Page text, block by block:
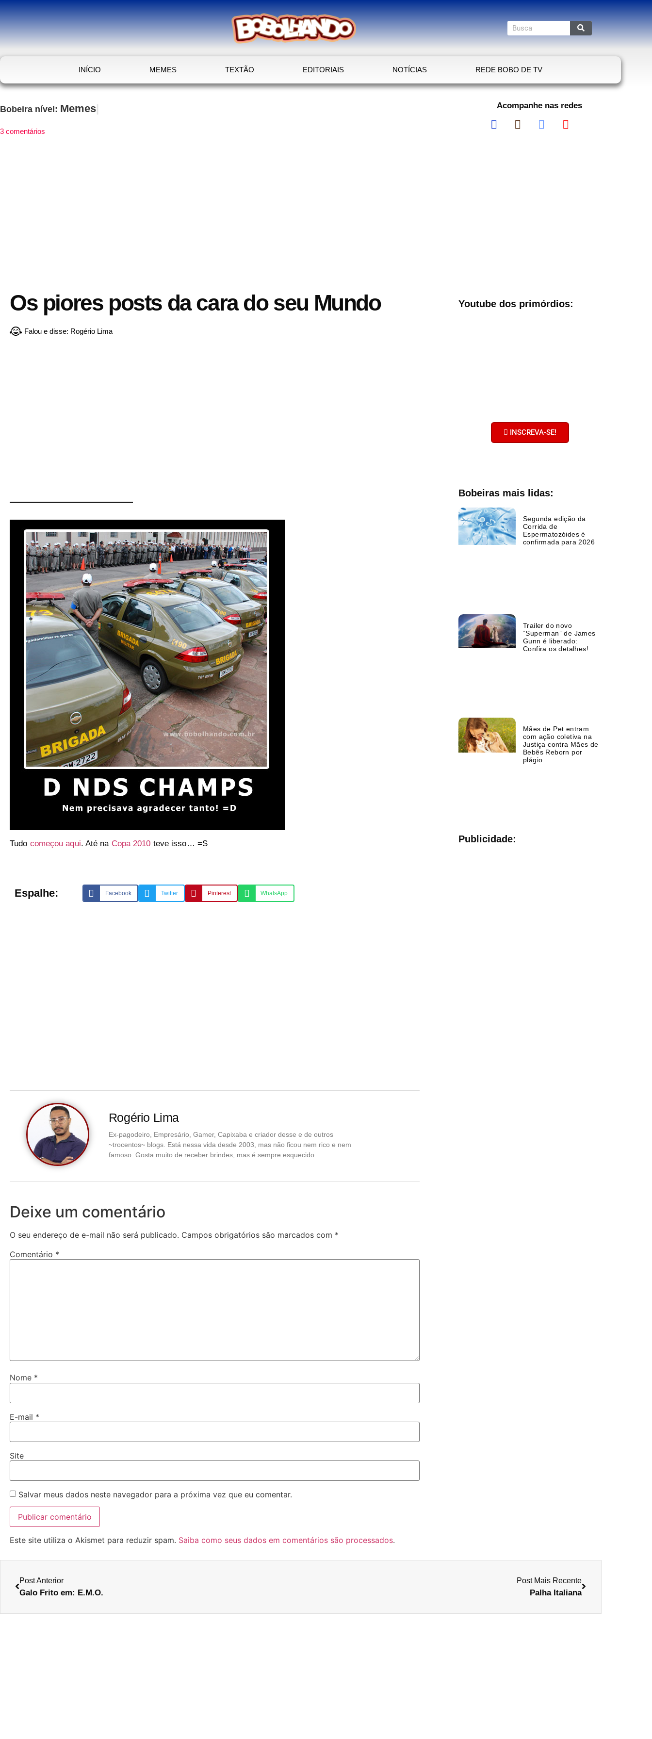
INÍCIO MEMES TEXTÃO EDITORIAIS NOTÍCIAS REDE BOBO DE TV
Bobeira nível: Memes
3 comentários
Acompanhe nas redes
Os piores posts da cara do seu Mundo
Falou e disse: Rogério Lima
Tudo começou aqui. Até na Copa 2010 teve isso… =S
Espalhe: Facebook Twitter Pinterest WhatsApp
Rogério Lima
Ex-pagodeiro, Empresário, Gamer, Capixaba e criador desse e de outros
~trocentos~ blogs. Está nessa vida desde 2003, mas não ficou nem rico e nem
famoso. Gosta muito de receber brindes, mas é sempre esquecido.
Deixe um comentário
O seu endereço de e-mail não será publicado. Campos obrigatórios são marcados com *
Comentário *
Nome *
E-mail *
Site
Salvar meus dados neste navegador para a próxima vez que eu comentar.
Este site utiliza o Akismet para reduzir spam. Saiba como seus dados em comentários são processados.
Youtube dos primórdios:
INSCREVA-SE!
Bobeiras mais lidas:
Segunda edição da
Corrida de
Espermatozóides é
confirmada para 2026
Trailer do novo
“Superman” de James
Gunn é liberado:
Confira os detalhes!
Mães de Pet entram
com ação coletiva na
Justiça contra Mães de
Bebês Reborn por
plágio
Publicidade:
Post Anterior
Galo Frito em: E.M.O.
Post Mais Recente
Palha Italiana